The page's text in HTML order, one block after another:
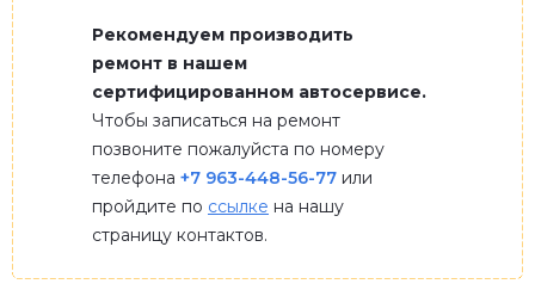
Рекомендуем производить
ремонт в нашем
сертифицированном автосервисе.
Чтобы записаться на ремонт
позвоните пожалуйста по номеру
телефона +7 963-448-56-77 или
пройдите по ссылке на нашу
страницу контактов.